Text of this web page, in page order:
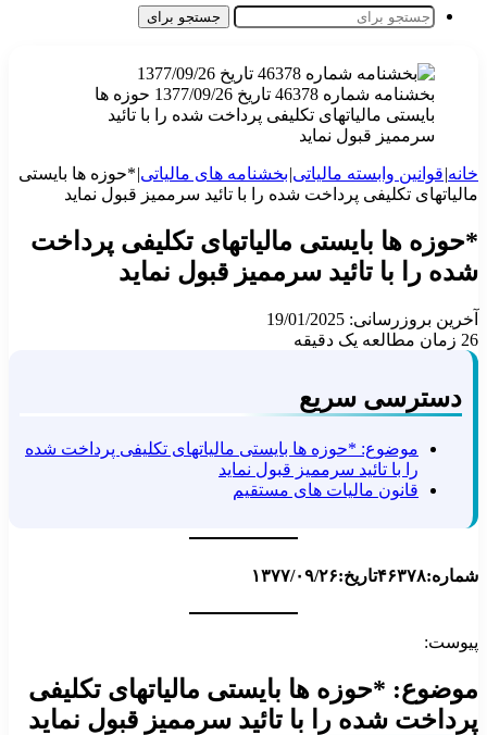
جستجو برای
بخشنامه شماره 46378 تاریخ 1377/09/26 حوزه ها
بایستی مالیاتهای تکلیفی پرداخت شده را با تائید
سرممیز قبول نماید
خانه|قوانین وابسته مالیاتی|بخشنامه های مالیاتی|*حوزه ها بایستی
مالیاتهای تکلیفی پرداخت شده را با تائید سرممیز قبول نماید
*حوزه ها بایستی مالیاتهای تکلیفی پرداخت
شده را با تائید سرممیز قبول نماید
آخرین بروزرسانی: 19/01/2025
26 زمان مطالعه یک دقیقه
دسترسی سریع
موضوع: *حوزه ها بایستی مالیاتهای تکلیفی پرداخت شده
را با تائید سرممیز قبول نماید
قانون مالیات های مستقیم
شماره:۴۶۳۷۸ تاریخ:۱۳۷۷/۰۹/۲۶
پیوست:
موضوع: *حوزه ها بایستی مالیاتهای تکلیفی
پرداخت شده را با تائید سرممیز قبول نماید